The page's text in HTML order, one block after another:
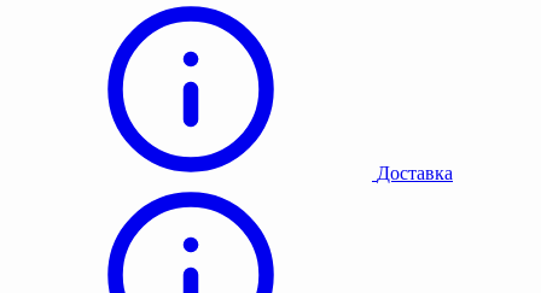
Доставка